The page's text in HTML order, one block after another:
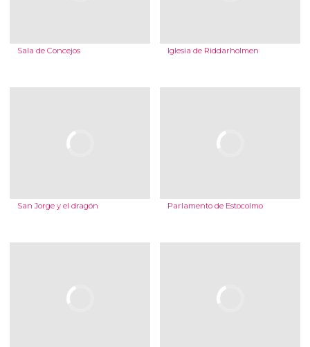
Sala de Concejos Iglesia de Riddarholmen
San Jorge y el dragón Parlamento de Estocolmo